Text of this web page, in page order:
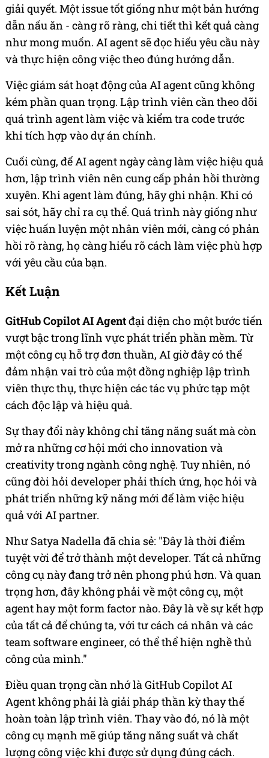
giải quyết. Một issue tốt giống như một bản hướng
dẫn nấu ăn - càng rõ ràng, chi tiết thì kết quả càng
như mong muốn. AI agent sẽ đọc hiểu yêu cầu này
và thực hiện công việc theo đúng hướng dẫn.
Việc giám sát hoạt động của AI agent cũng không
kém phần quan trọng. Lập trình viên cần theo dõi
quá trình agent làm việc và kiểm tra code trước
khi tích hợp vào dự án chính.
Cuối cùng, để AI agent ngày càng làm việc hiệu quả
hơn, lập trình viên nên cung cấp phản hồi thường
xuyên. Khi agent làm đúng, hãy ghi nhận. Khi có
sai sót, hãy chỉ ra cụ thể. Quá trình này giống như
việc huấn luyện một nhân viên mới, càng có phản
hồi rõ ràng, họ càng hiểu rõ cách làm việc phù hợp
với yêu cầu của bạn.
Kết Luận
GitHub Copilot AI Agentđại diện cho một bước tiến
vượt bậc trong lĩnh vực phát triển phần mềm. Từ
một công cụ hỗ trợ đơn thuần, AI giờ đây có thể
đảm nhận vai trò của một đồng nghiệp lập trình
viên thực thụ, thực hiện các tác vụ phức tạp một
cách độc lập và hiệu quả.
Sự thay đổi này không chỉ tăng năng suất mà còn
mở ra những cơ hội mới cho innovation và
creativity trong ngành công nghệ. Tuy nhiên, nó
cũng đòi hỏi developer phải thích ứng, học hỏi và
phát triển những kỹ năng mới để làm việc hiệu
quả với AI partner.
Như Satya Nadella đã chia sẻ: "Đây là thời điểm
tuyệt vời để trở thành một developer. Tất cả những
công cụ này đang trở nên phong phú hơn. Và quan
trọng hơn, đây không phải về một công cụ, một
agent hay một form factor nào. Đây là về sự kết hợp
của tất cả để chúng ta, với tư cách cá nhân và các
team software engineer, có thể thể hiện nghề thủ
công của mình."
Điều quan trọng cần nhớ là GitHub Copilot AI
Agent không phải là giải pháp thần kỳ thay thế
hoàn toàn lập trình viên. Thay vào đó, nó là một
công cụ mạnh mẽ giúp tăng năng suất và chất
lượng công việc khi được sử dụng đúng cách.